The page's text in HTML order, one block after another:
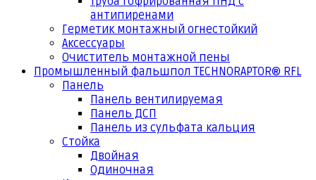
антипиренами
Герметик монтажный огнестойкий
Аксессуары
Очиститель монтажной пены
Промышленный фальшпол TECHNORAPTOR® RFL
Панель
Панель вентилируемая
Панель ДСП
Панель из сульфата кальция
Стойка
Двойная
Одиночная